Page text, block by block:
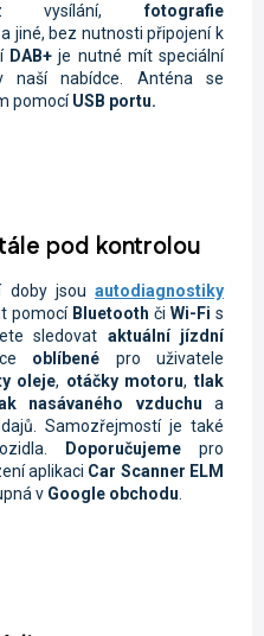
fotografie
jiné, bez nutnosti připojení k
DAB+ je nutné mít speciální
naší nabídce. Anténa se
pomocíUSB portu.
pod kontrolou
doby jsou autodiagnostiky
pomocí Bluetooth či Wi-Fi s
sledovat aktuální jízdní
oblíbené pro uživatele
oleje, otáčky motoru,tlak
nasávaného vzduchu a
Samozřejmostí je také
Doporučujeme pro
aplikaci Car Scanner ELM
v Google obchodu